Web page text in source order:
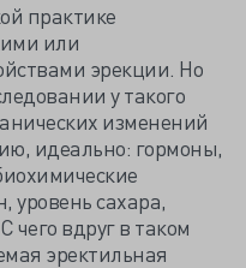
практике
или
эрекции. Но
у такого
изменений
идеально: гормоны,
уровень сахара,
вдруг в таком
эректильная